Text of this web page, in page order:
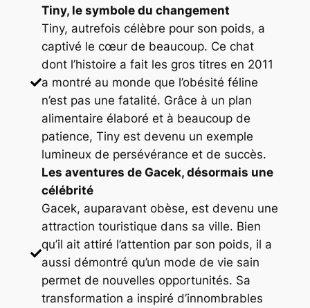
Tiny, le symbole du changement
Tiny, autrefois célèbre pour son poids, a
captivé le cœur de beaucoup. Ce chat
dont l’histoire a fait les gros titres en 2011
a montré au monde que l’obésité féline
n’est pas une fatalité. Grâce à un plan
alimentaire élaboré et à beaucoup de
patience, Tiny est devenu un exemple
lumineux de persévérance et de succès.
Les aventures de Gacek, désormais une
célébrité
Gacek, auparavant obèse, est devenu une
attraction touristique dans sa ville. Bien
qu’il ait attiré l’attention par son poids, il a
aussi démontré qu’un mode de vie sain
permet de nouvelles opportunités. Sa
transformation a inspiré d’innombrables